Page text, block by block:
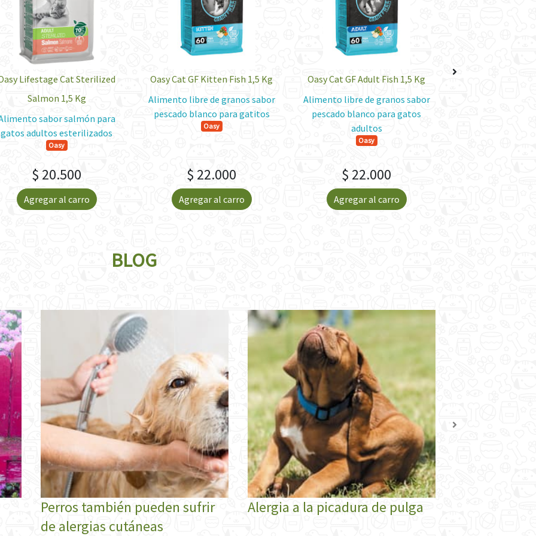
Lifestage Cat Sterilized
Salmon 1,5 Kg
sabor salmón para
gatos adultos esterilizados
Oasy
$ 20.500
Agregar al carro
Oasy Cat GF Kitten Fish 1,5 Kg
Alimento libre de granos sabor
pescado blanco para gatitos
Oasy
$ 22.000
Agregar al carro
Oasy Cat GF Adult Fish 1,5 Kg
Alimento libre de granos sabor
pescado blanco para gatos
adultos
Oasy
$ 22.000
Agregar al carro
BLOG
Perros también pueden sufrir
de alergias cutáneas
Alergia a la picadura de pulga